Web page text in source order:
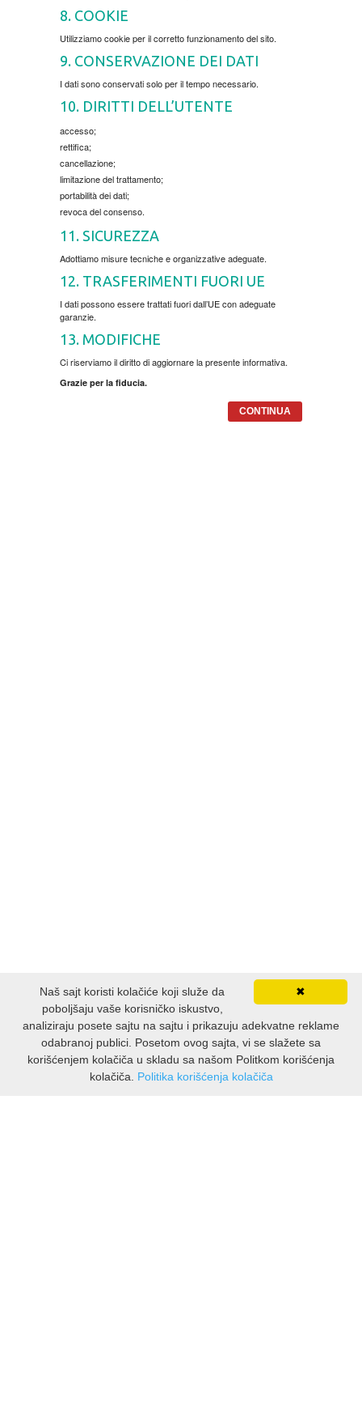
FANTASTIKA
HOROR
INTERNET I RAČUNARI
ISTORIJSKI
KLASICI
KNJIGE ZA DECU
KOMEDIJA
KRIMINALISTIČKI
KUVARI
UMETNOST
8. COOKIE
Utilizziamo cookie per il corretto funzionamento del sito.
9. CONSERVAZIONE DEI DATI
I dati sono conservati solo per il tempo necessario.
10. DIRITTI DELL’UTENTE
accesso;
rettifica;
cancellazione;
limitazione del trattamento;
portabilità dei dati;
revoca del consenso.
11. SICUREZZA
Adottiamo misure tecniche e organizzative adeguate.
12. TRASFERIMENTI FUORI UE
I dati possono essere trattati fuori dall’UE con adeguate
garanzie.
13. MODIFICHE
Ci riserviamo il diritto di aggiornare la presente informativa.
Grazie per la fiducia.
CONTINUA
✖
Naš sajt koristi kolačiće koji služe da
poboljšaju vaše korisničko iskustvo,
analiziraju posete sajtu na sajtu i prikazuju adekvatne reklame
odabranoj publici. Posetom ovog sajta, vi se slažete sa
korišćenjem kolačiča u skladu sa našom Politkom korišćenja
kolačiča. Politika korišćenja kolačiča